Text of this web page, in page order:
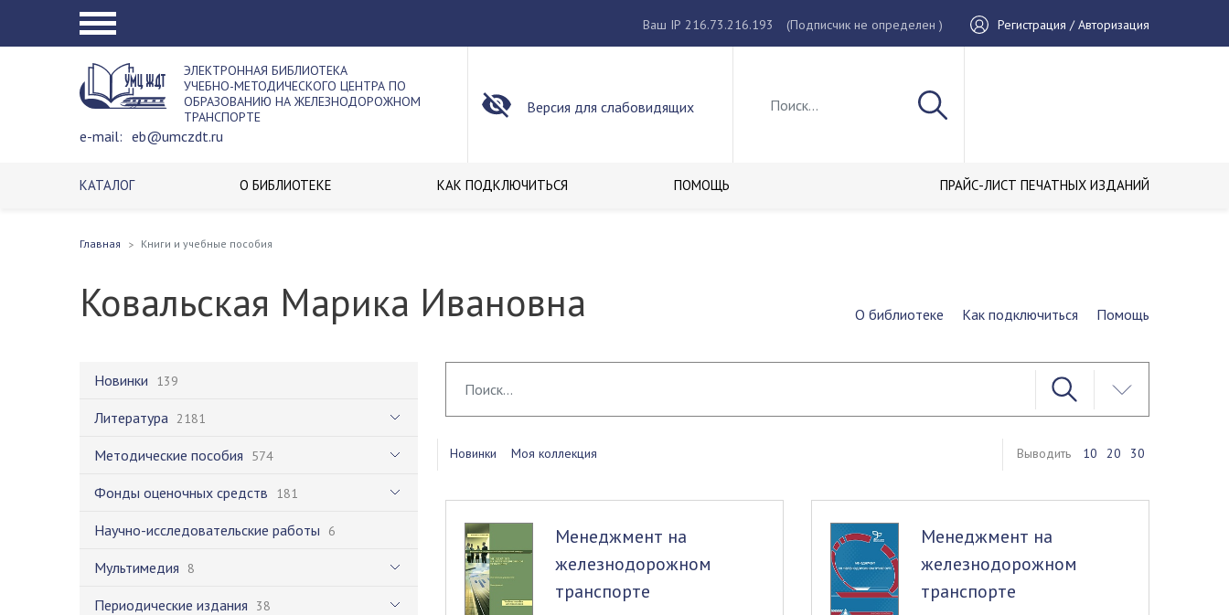
Ваш IP 216.73.216.193 (Подписчик не определен ) Регистрация / Авторизация
ЭЛЕКТРОННАЯ БИБЛИОТЕКА
УЧЕБНО-МЕТОДИЧЕСКОГО ЦЕНТРА ПО
ОБРАЗОВАНИЮ НА ЖЕЛЕЗНОДОРОЖНОМ
ТРАНСПОРТЕ
e-mail: eb@umczdt.ru
Версия для слабовидящих
КАТАЛОГ О БИБЛИОТЕКЕ КАК ПОДКЛЮЧИТЬСЯ ПОМОЩЬ ПРАЙС-ЛИСТ ПЕЧАТНЫХ ИЗДАНИЙ
Главная Книги и учебные пособия
Ковальская Марика Ивановна О библиотеке Как подключиться Помощь
Новинки 139
Литература 2181
Методические пособия 574
Фонды оценочных средств 181
Научно-исследовательские работы 6
Мультимедия 8
Периодические издания 38
Новинки Моя коллекция Выводить 10 20 30
Менеджмент на
железнодорожном
транспорте
Менеджмент на
железнодорожном
транспорте